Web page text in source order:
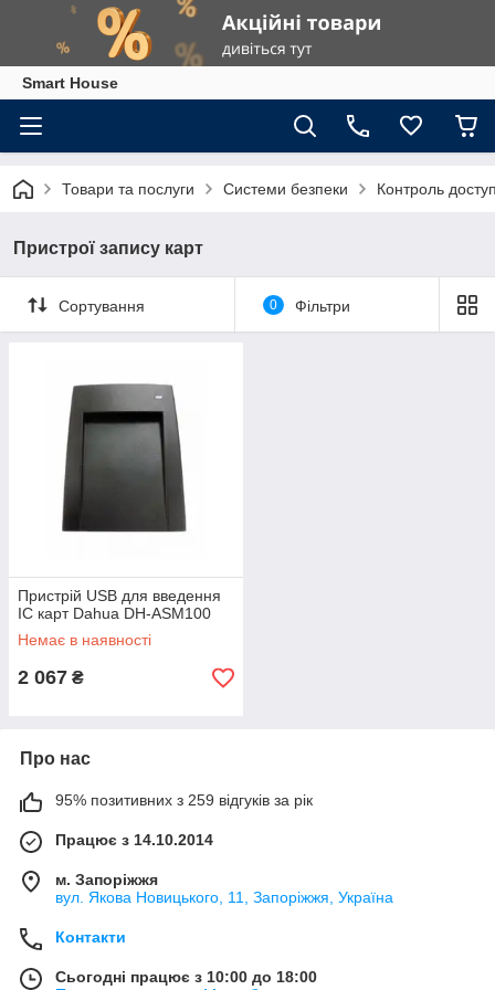
Smart House
Товари та послуги Системи безпеки Контроль
Пристрої запису карт
Сортування 0 Фільтри
Пристрій USB для введення
IC карт Dahua DH-ASM100
Немає в наявності
2 067 ₴
Про нас
95% позитивних з 259 відгуків за рік
Працює з 14.10.2014
м. Запоріжжя
вул. Якова Новицького, 11, Запоріжжя, Україна
Контакти
Сьогодні працює з 10:00 до 18:00